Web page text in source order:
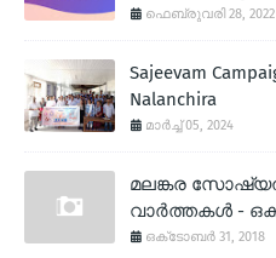
ഫെബ്രുവരി 28, 2022
Sajeevam
Nalanchira
മാർച്ച് 05, 2024
മലങ്കര
വാര്‍ത്തകള്‍ -
ഒക്‌ടോബർ 31, 2018